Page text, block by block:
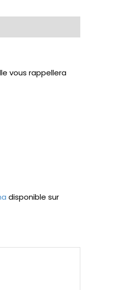
vous rappellera
disponible sur